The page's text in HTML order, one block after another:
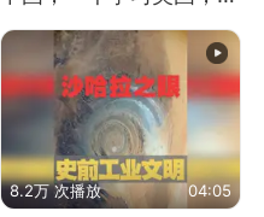
果怎么样了？
8.2万 次播放 04:05